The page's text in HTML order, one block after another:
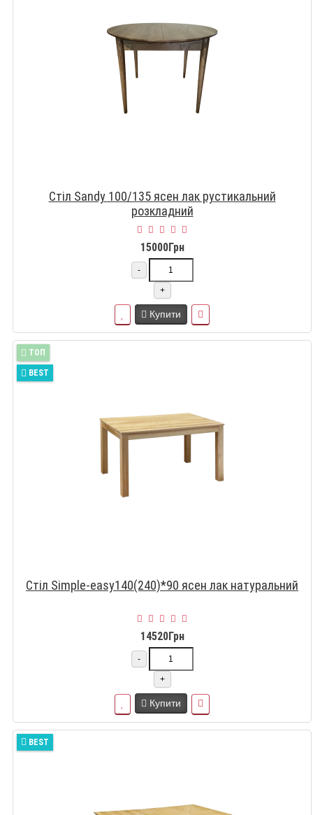
Стіл Sandy 100/135 ясен лак рустикальний
розкладний
15000Грн
-
+
Купити
TOП
BEST
Стіл Simple-easy140(240)*90 ясен лак натуральний
14520Грн
-
+
Купити
BEST